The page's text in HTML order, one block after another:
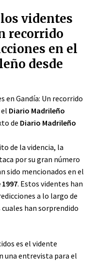
videntes
recorrido
en el
desde
en Gandía: Un recorrido
Diario Madrileño
de Diario Madrileño
de la videncia, la
por su gran número
sido mencionados en el
. Estos videntes han
a lo largo de
han sorprendido
es el vidente
una entrevista para el